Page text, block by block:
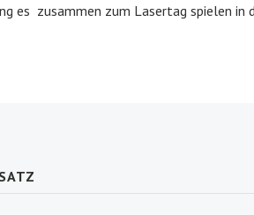
es zusammen zum Lasertag spielen in